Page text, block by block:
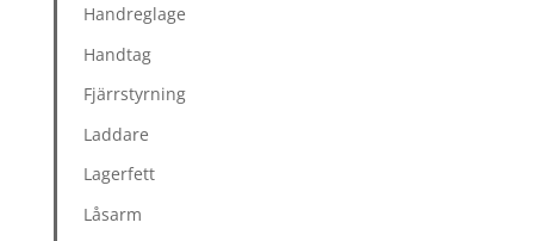
Handreglage
Handtag
Fjärrstyrning
Laddare
Lagerfett
Låsarm